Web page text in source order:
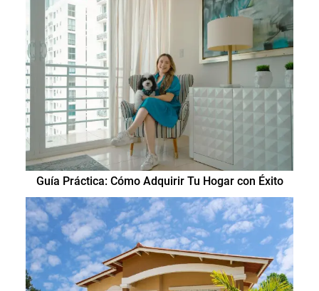
Guía Práctica: Cómo Adquirir Tu Hogar con Éxito